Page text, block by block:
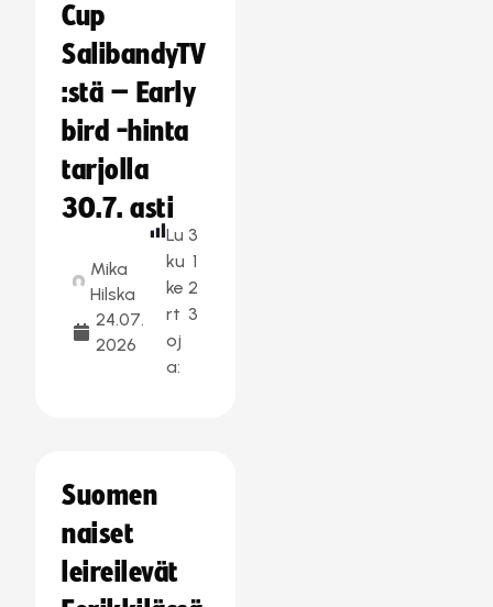
Cup
SalibandyTV
:stä – Early
bird -hinta
tarjolla
30.7. asti
Mika
Hilska
24.07.
2026
Lu
ku
ke
rt
oj
a:
3
1
2
3
Suomen
naiset
leireilevät